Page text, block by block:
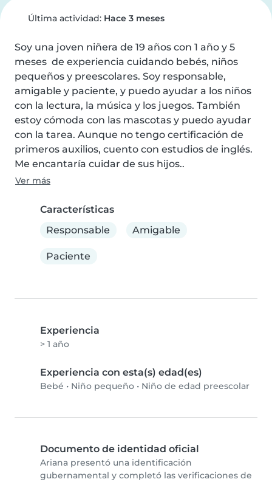
Última actividad: Hace 3 meses
Soy una joven niñera de 19 años con 1 año y 5
meses  de experiencia cuidando bebés, niños
pequeños y preescolares. Soy responsable,
amigable y paciente, y puedo ayudar a los niños
con la lectura, la música y los juegos. También
estoy cómoda con las mascotas y puedo ayudar
con la tarea. Aunque no tengo certificación de
primeros auxilios, cuento con estudios de inglés.
Me encantaría cuidar de sus hijos..
Ver más
Características
Responsable
Amigable
Paciente
Experiencia
> 1 año
Experiencia con esta(s) edad(es)
Bebé • Niño pequeño • Niño de edad preescolar
Documento de identidad oficial
Ariana presentó una identificación
gubernamental y completó las verificaciones de